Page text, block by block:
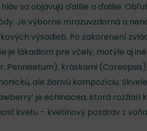
sa objavujú ďalšie a ďalšie.
Je výborne mrazuvzdorná a
výsadieb. Po zakorenení
je lákadlom pre včely, motýle aj
Pennisetum), kráskami
ale žiarivú kompozíciu.
je echinacea, ktorá rozžiari
kvetu – kvetinový pozdrav z